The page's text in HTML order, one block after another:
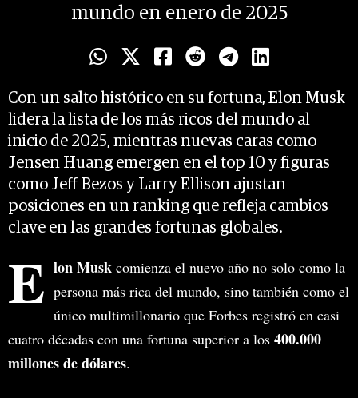
mundo en enero de 2025
Con un salto histórico en su fortuna, Elon Musk
lidera la lista de los más ricos del mundo al
inicio de 2025, mientras nuevas caras como
Jensen Huang emergen en el top 10 y figuras
como Jeff Bezos y Larry Ellison ajustan
posiciones en un ranking que refleja cambios
clave en las grandes fortunas globales.
E lon Musk comienza el nuevo año no solo como la
persona más rica del mundo, sino también como el
único multimillonario que Forbes registró en casi
cuatro décadas con una fortuna superior a los 400.000
millones de dólares.